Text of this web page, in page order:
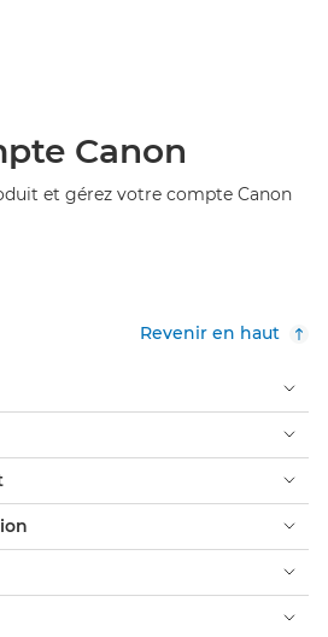
Canon
et gérez votre compte Canon
Revenir en haut